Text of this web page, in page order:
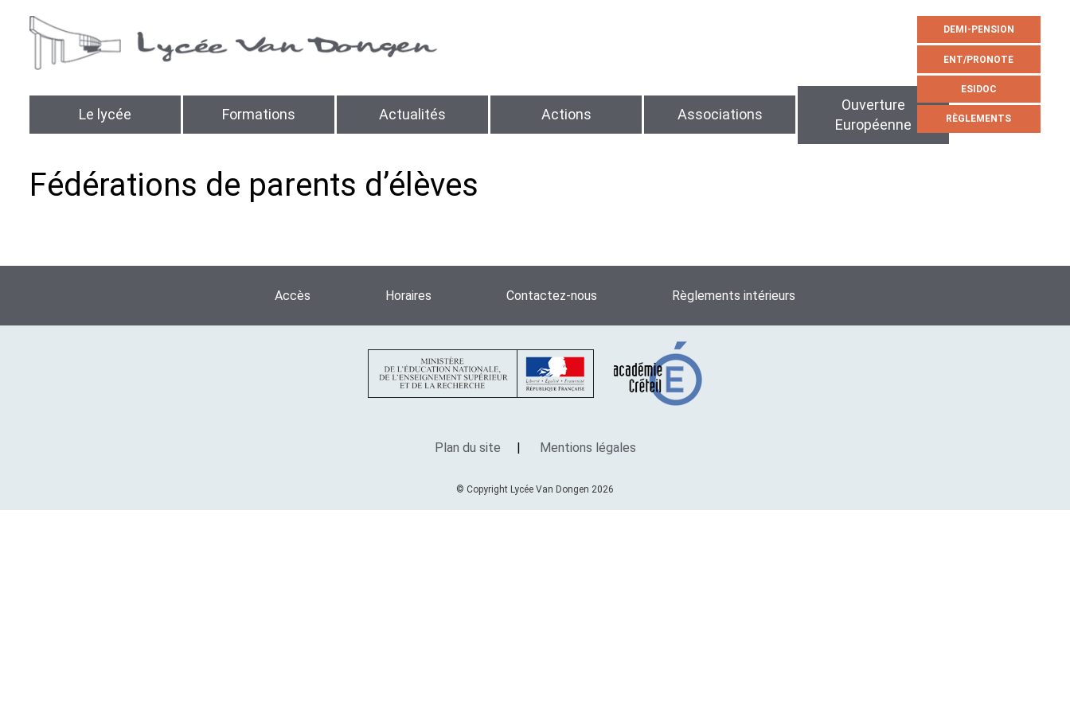
Le lycée Formations Actualités Actions Associations
Ouverture
Européenne
DEMI-PENSION
ENT/PRONOTE
ESIDOC
RÈGLEMENTS
Fédérations de parents d’élèves
Accès Horaires Contactez-nous Règlements intérieurs
Plan du site Mentions légales
© Copyright Lycée Van Dongen 2026